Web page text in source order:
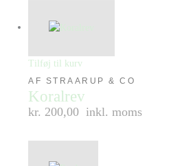
Tilføj til kurv
AF STRAARUP & CO
Koralrev
kr. 200,00 inkl. moms